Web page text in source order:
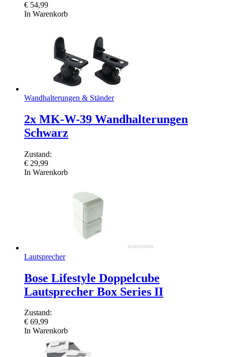
€ 54,99
In Warenkorb
Wandhalterungen & Ständer
2x MK-W-39 Wandhalterungen
Schwarz
Zustand:
€ 29,99
In Warenkorb
Lautsprecher
Bose Lifestyle Doppelcube
Lautsprecher Box Series II
Zustand:
€ 69,99
In Warenkorb